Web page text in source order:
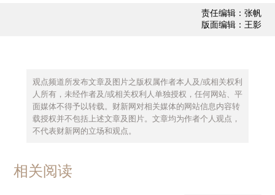
责任编辑：张帆
版面编辑：王影
观点频道所发布文章及图片之版权属作者本人及/或相关权利
人所有，未经作者及/或相关权利人单独授权，任何网站、平
面媒体不得予以转载。财新网对相关媒体的网站信息内容转
载授权并不包括上述文章及图片。文章均为作者个人观点，
不代表财新网的立场和观点。
相关阅读